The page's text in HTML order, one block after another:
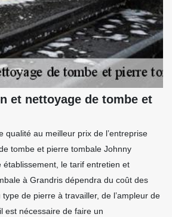
et nettoyage de tombe et
qualité au meilleur prix de l’entreprise
tombe et pierre tombale Johnny
établissement, le tarif entretien et
à Grandris dépendra du coût des
type de pierre à travailler, de l’ampleur de
est nécessaire de faire un